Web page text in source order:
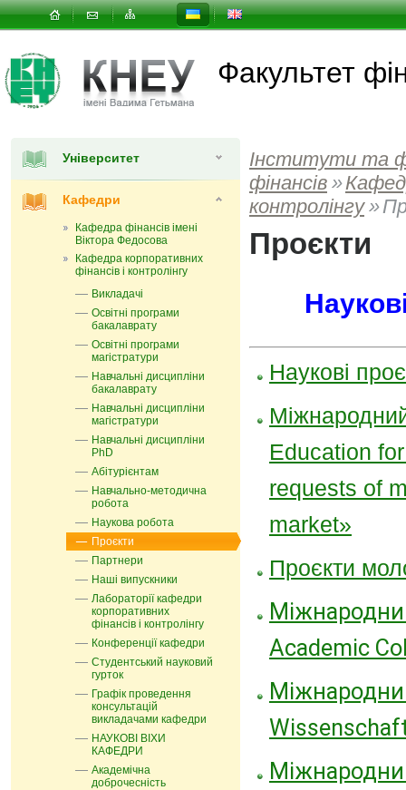
Факультет
Університет
Кафедри
Кафедра фінансів імені
Віктора Федосова
Кафедра корпоративних
фінансів і контролінгу
Викладачі
Освітні програми
бакалаврату
Освітні програми
магістратури
Навчальні дисципліни
бакалаврату
Навчальні дисципліни
магістратури
Навчальні дисципліни
PhD
Абітурієнтам
Навчально-методична
робота
Наукова робота
Проєкти
Партнери
Наші випускники
Лабораторії кафедри
корпоративних
фінансів і контролінгу
Конференції кафедри
Студентський науковий
гурток
Графік проведення
консультацій
викладачами кафедри
НАУКОВІ ВІХИ
КАФЕДРИ
Академічна
доброчесність
Інститути та
фінансів »
контролінгу »
Проєкти
Наукові
Education
requests of
market»
Проєкти
Academic